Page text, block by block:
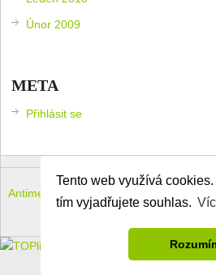
Tento web využívá
tím vyjadřujete souhlas.
Únor 2009
META
Přihlásit se
Antimeloun – komouši dneška
Theme by